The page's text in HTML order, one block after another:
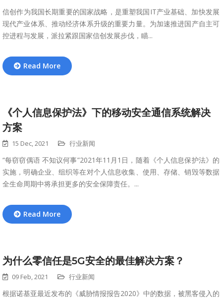
信创作为我国长期重要的国家战略，是重塑我国IT产业基础、加快发展
现代产业体系、推动经济体系升级的重要力量。为加速推进国产自主可
控进程与发展，派拉紧跟国家信创发展步伐，瞄...
Read More
《个人信息保护法》下的移动安全通信系统解决
方案
15 Dec, 2021 行业新闻
“每窃窃偶语 不知议何事”2021年11月1日，随着《个人信息保护法》的
实施，明确企业、组织等在对个人信息收集、使用、存储、销毁等数据
全生命周期中将承担更多的安全保障责任。...
Read More
为什么零信任是5G安全的最佳解决方案？
09 Feb, 2021 行业新闻
根据诺基亚最近发布的《威胁情报报告2020》中的数据，被黑客侵入的